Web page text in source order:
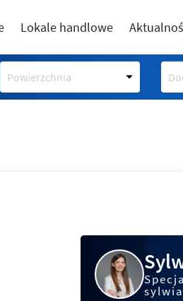
Lokale handlowe
Powierzchnia